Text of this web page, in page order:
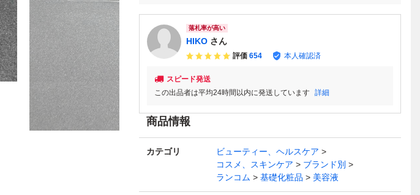
落札率が高い
HIKO さん
評価 654 本人確認済
スピード発送
この出品者は平均24時間以内に発送しています 詳細
商品情報
カテゴリ
ビューティー、ヘルスケア
コスメ、スキンケア
ブランド別
ランコム
基礎化粧品 美容液